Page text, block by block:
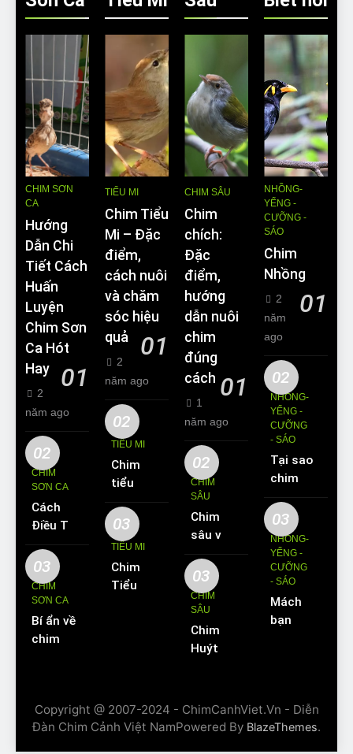
CHIM SƠN
CA
Hướng
Dẫn Chi
Tiết Cách
Huấn
Luyện
Chim Sơn
Ca Hót
Hay
01
2
năm ago
02
CHIM
SƠN CA
Cách
Điều Trị
Hiệu
Quả
Các
Bệnh
Thường
Gặp Ở
03
CHIM
SƠN CA
Bí ẩn về
chim
và môi
trường
TIỂU MI
Chim Tiểu
Mi – Đặc
điểm,
cách nuôi
và chăm
sóc hiệu
quả
01
2
năm ago
02
TIỂU MI
Chim
tiểu mi
ăn gì?
Kinh
nghiệm
chim
tiểu mi
03
TIỂU MI
Chim
Tiểu Mi
nào?
Giá bao
nhiêu
CHIM SÂU
Chim
chích:
Đặc
điểm,
hướng
dẫn nuôi
chim
đúng
cách 01
1
năm ago
02
CHIM
SÂU
Chim
sâu và
những
thông
tin cơ
bản về
loài
chim
03
CHIM
SÂU
Chim
Huýt
gốc,
đặc
NHỒNG-
YỂNG -
CƯỠNG -
SÁO
Chim
Nhồng
01
2
năm
ago
02
NHỒNG-
YỂNG -
CƯỠNG
- SÁO
Tại sao
chim
Sáo lại
được
yêu
thích
nuôi
làm thú
cưng?
03
NHỒNG-
YỂNG -
CƯỠNG
- SÁO
Mách
bạn
đen nói
tiếng
Copyright @ 2007-2024 - ChimCanhViet.Vn - Diễn
Đàn Chim Cảnh Việt NamPowered By BlazeThemes.